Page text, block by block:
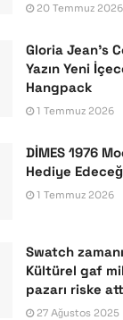
20 Temmuz 2026
Gloria Jean’s
Yazın Yeni
Hangpack
1 Temmuz 2026
DİMES 1976
Hediye
1 Temmuz 2026
Swatch
Kültürel gaf
pazarı riske
27 Ağustos 2025